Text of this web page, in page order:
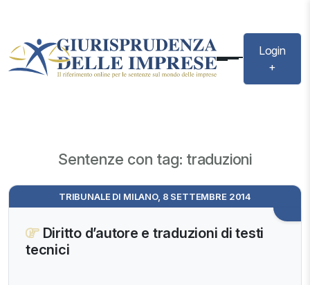
Login
+
Sentenze con tag: traduzioni
TRIBUNALE DI MILANO, 8 SETTEMBRE 2014
Diritto d’autore e traduzioni di testi
tecnici